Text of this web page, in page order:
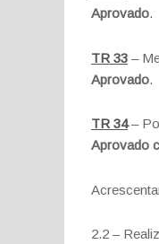
Aprovado.
TR 33 –
Aprovado.
TR 34–
Aprovado
2.2 –